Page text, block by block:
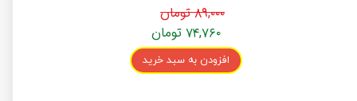
۸۹,۰۰۰ تومان
۷۴,۷۶۰ تومان
افزودن به سبد خرید